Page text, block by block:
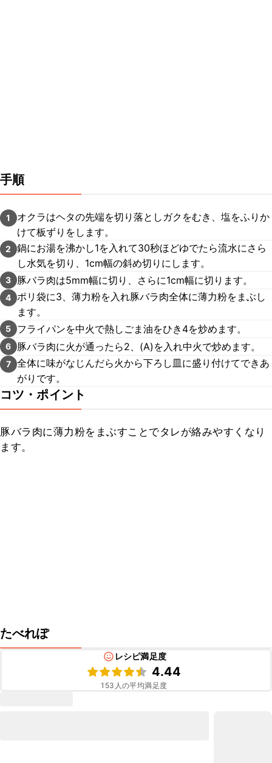
手順
1
オクラはヘタの先端を切り落としガクをむき、塩をふりか
けて板ずりをします。
2
鍋にお湯を沸かし1を入れて30秒ほどゆでたら流水にさら
し水気を切り、1cm幅の斜め切りにします。
3 豚バラ肉は5mm幅に切り、さらに1cm幅に切ります。
4 ポリ袋に3、薄力粉を入れ豚バラ肉全体に薄力粉をまぶし
ます。
5 フライパンを中火で熱しごま油をひき4を炒めます。
6 豚バラ肉に火が通ったら2、(A)を入れ中火で炒めます。
7 全体に味がなじんだら火から下ろし皿に盛り付けてできあ
がりです。
コツ・ポイント
豚バラ肉に薄力粉をまぶすことでタレが絡みやすくなり
ます。
たべれぽ
レシピ満足度
4.44
153 人の平均満足度